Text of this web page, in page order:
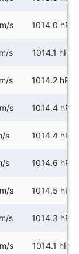
s 1014.0 hPa
s 1014.1 hPa
s 1014.2 hPa
s 1014.4 hPa
s 1014.4 hPa
s 1014.6 hPa
s 1014.5 hPa
s 1014.3 hPa
s 1014.1 hPa